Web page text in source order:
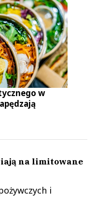
w
na limitowane
i